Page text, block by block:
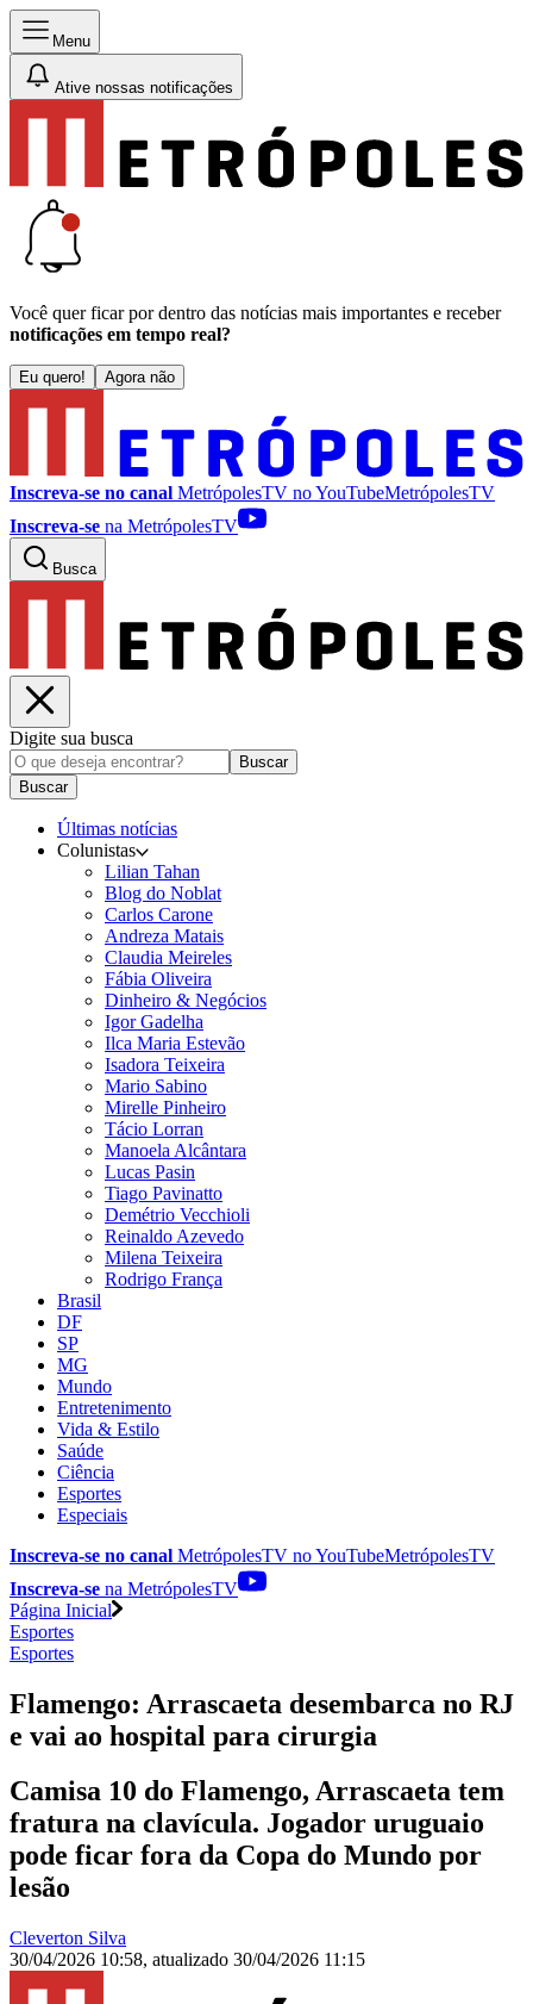
Menu
Ative nossas notificações
Você quer ficar por dentro das notícias mais importantes e receber
notificações em tempo real?
Eu quero! Agora não
Inscreva-se no canal MetrópolesTV noYouTubeMetrópolesTV
Inscreva-se na MetrópolesTV
Busca
Digite sua busca
Buscar
Buscar
Últimas notícias
Colunistas
Lilian Tahan
Blog do Noblat
Carlos Carone
Andreza Matais
Claudia Meireles
Fábia Oliveira
Dinheiro & Negócios
Igor Gadelha
Ilca Maria Estevão
Isadora Teixeira
Mario Sabino
Mirelle Pinheiro
Tácio Lorran
Manoela Alcântara
Lucas Pasin
Tiago Pavinatto
Demétrio Vecchioli
Reinaldo Azevedo
Milena Teixeira
Rodrigo França
Brasil
DF
SP
MG
Mundo
Entretenimento
Vida & Estilo
Saúde
Ciência
Esportes
Especiais
Inscreva-se no canal MetrópolesTV noYouTubeMetrópolesTV
Inscreva-se na MetrópolesTV
Página Inicial
Esportes
Esportes
Flamengo: Arrascaeta desembarca no RJ
e vai ao hospital para cirurgia
Camisa 10 do Flamengo, Arrascaeta tem
fratura na clavícula. Jogador uruguaio
pode ficar fora da Copa do Mundo por
lesão
Cleverton Silva
30/04/2026 10:58, atualizado 30/04/2026 11:15